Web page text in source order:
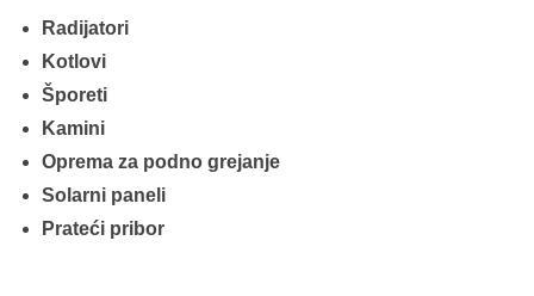
Radijatori
Kotlovi
Šporeti
Kamini
Oprema za podno grejanje
Solarni paneli
Prateći pribor